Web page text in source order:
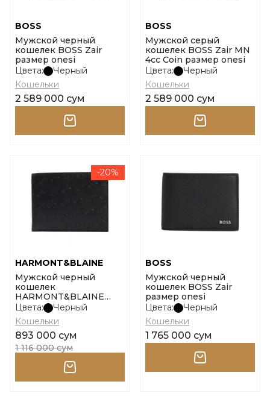
BOSS
Мужской черный
кошелек BOSS Zair
размер onesi
Цвета:
Черный
Кошельки
2 589 000 сум
BOSS
Мужской серый
кошелек BOSS Zair MN
4cc Coin размер onesi
Цвета:
Черный
Кошельки
2 589 000 сум
-20%
HARMONT&BLAINE
Мужской черный
кошелек
HARMONT&BLAINE
Billfold 5 c/c +cp blaine
wallet 302 размер uni
Цвета:
Черный
Кошельки
893 000 сум
1 116 000 сум
BOSS
Мужской черный
кошелек BOSS Zair
размер onesi
Цвета:
Черный
Кошельки
1 765 000 сум